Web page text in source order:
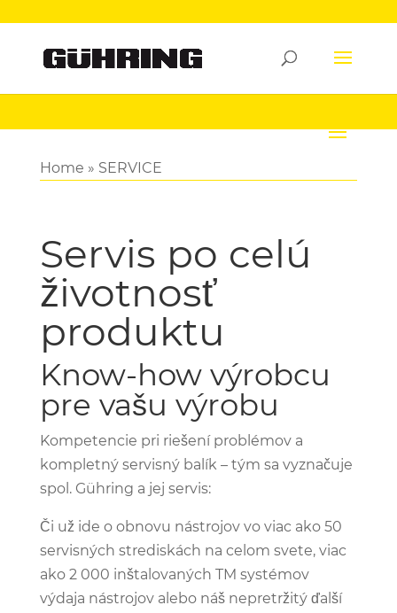
Home » SERVICE
Servis po celú
životnosť
produktu
Know-how výrobcu
pre vašu výrobu
Kompetencie pri riešení problémov a
kompletný servisný balík – tým sa vyznačuje
spol. Gühring a jej servis:
Či už ide o obnovu nástrojov vo viac ako 50
servisných strediskách na celom svete, viac
ako 2 000 inštalovaných TM systémov
výdaja nástrojov alebo náš nepretržitý ďalší